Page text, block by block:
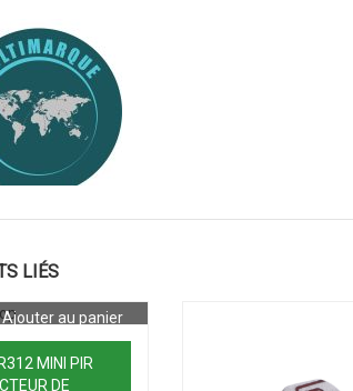
LIÉS
Ajouter au panier
MINI PIR
DE